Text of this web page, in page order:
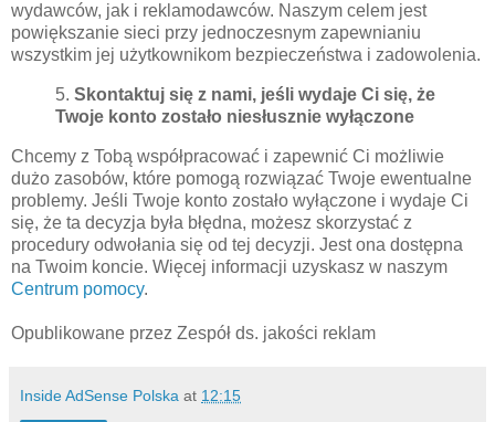
wydawców, jak i reklamodawców. Naszym celem jest
powiększanie sieci przy jednoczesnym zapewnianiu
wszystkim jej użytkownikom bezpieczeństwa i zadowolenia.
5. Skontaktuj się z nami, jeśli wydaje Ci się, że
Twoje konto zostało niesłusznie wyłączone
Chcemy z Tobą współpracować i zapewnić Ci możliwie
dużo zasobów, które pomogą rozwiązać Twoje ewentualne
problemy. Jeśli Twoje konto zostało wyłączone i wydaje Ci
się, że ta decyzja była błędna, możesz skorzystać z
procedury odwołania się od tej decyzji. Jest ona dostępna
na Twoim koncie. Więcej informacji uzyskasz w naszym
Centrum pomocy.
Opublikowane przez Zespół ds. jakości reklam
Inside AdSense Polska at 12:15